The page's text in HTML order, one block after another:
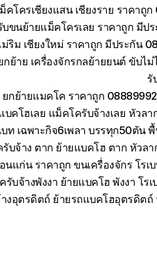
โครเชียงแสน เชียงราย ราคาถูก
บขนย้ายแม็คโครเลย ราคาถูก มีป
ม เชียงใหม่ ราคาถูก มีประกัน
ย้าย เครื่องจักรกลย้ายยนต์ ขับไม่
รั
กย้ายแมคโค ราคาถูก
บคโฮเลย แม็คโครับจ้างเลย หัวลา
บท เฉพาะกิจ6เพลา บรรทุก50ตัน
บจ้าง ตาก ย้ายแบคโฮ ตาก หัวลา
แก่น ราคาถูก ขนเครื่องจักร โรเ
รับจ้างพังงา ย้ายแบคโฮ พังงา โร
งอุตรดิตถ์ ย้ายรถแบคโฮอุตรดิตถ์